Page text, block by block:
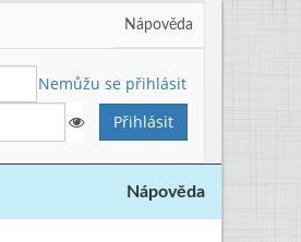
Nápověda
Nemůžu se přihlásit
Nápověda